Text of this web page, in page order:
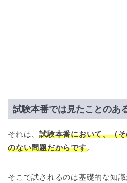
試験本番では見たことのあ
それは、試験本番において、（
のない問題だからです。
そこで試されるのは基礎的な知